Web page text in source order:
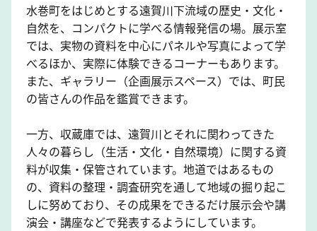
水巻町をはじめとする遠賀川下流域の歴史・文化・
自然を、コンパクトに学べる情報発信の場。展示室
では、実物の資料を中心にパネルや写真によって学
べるほか、実際に体験できるコーナーもあります。
また、ギャラリー（企画展示スペース）では、町民
の皆さんの作品を鑑賞できます。
一方、収蔵庫では、遠賀川とそれに関わってきた
人々の暮らし（生活・文化・自然環境）に関する資
料が収集・保管されています。地道ではあるもの
の、資料の整理・調査研究を通して地域の掘り起こ
しに努めており、その成果をできるだけ展示会や講
演会・講座などで発表するようにしています。